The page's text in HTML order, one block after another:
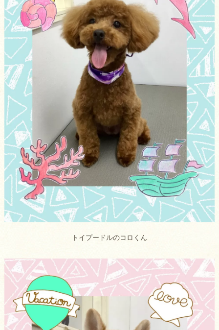
トイプードルのコロくん